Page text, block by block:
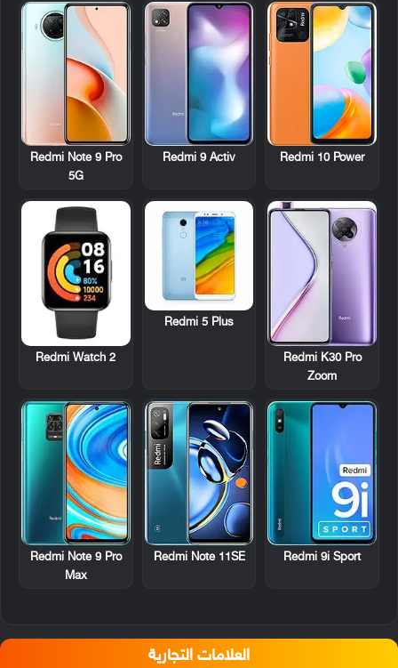
Redmi 10 Power
Redmi 9 Activ
Redmi Note 9 Pro
5G
Redmi K30 Pro
Zoom
Redmi 5 Plus
Redmi Watch 2
Redmi 9i Sport
Redmi Note 11SE
Redmi Note 9 Pro
Max
العلامات التجارية